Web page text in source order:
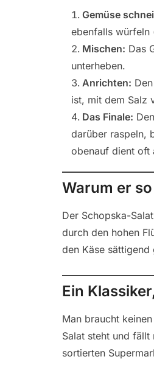
Gemüse
ebenfalls würfeln
Mischen: Das
unterheben.
Anrichten:
ist, mit dem Salz
Das Finale:
darüber raspeln,
obenauf dient oft
Warum er
Der Schopska-
durch den hohen
den Käse
Ein
Man braucht
Salat steht und
sortierten